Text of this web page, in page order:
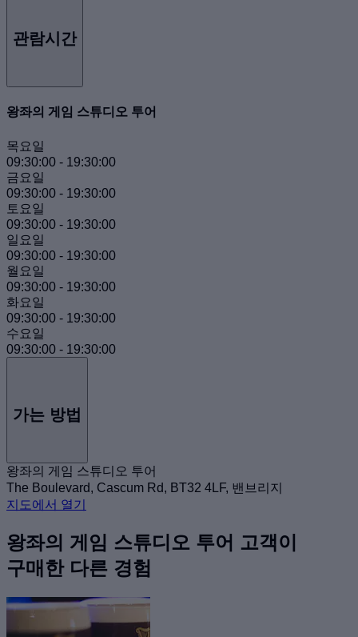
관람시간
왕좌의 게임 스튜디오 투어
목요일
09:30:00 - 19:30:00
금요일
09:30:00 - 19:30:00
토요일
09:30:00 - 19:30:00
일요일
09:30:00 - 19:30:00
월요일
09:30:00 - 19:30:00
화요일
09:30:00 - 19:30:00
수요일
09:30:00 - 19:30:00
가는 방법
왕좌의 게임 스튜디오 투어
The Boulevard, Cascum Rd, BT32 4LF, 밴브리지
지도에서 열기
왕좌의 게임 스튜디오 투어 고객이
구매한 다른 경험